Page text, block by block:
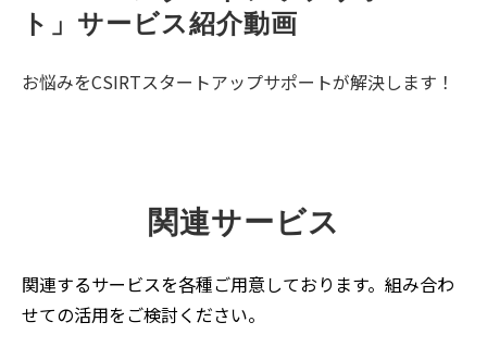
ト」サービス紹介動画
お悩みをCSIRTスタートアップサポートが解決します！
関連サービス
関連するサービスを各種ご用意しております。組み合わ
せての活用をご検討ください。